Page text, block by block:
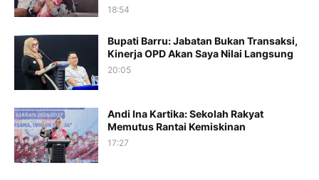
18:54
Bupati Barru: Jabatan Bukan Transaksi,
Kinerja OPD Akan Saya Nilai Langsung
20:05
Andi Ina Kartika: Sekolah Rakyat
Memutus Rantai Kemiskinan
17:27